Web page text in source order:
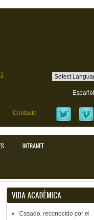
Español
Contacto
INTRANET
VIDA ACADÉMICA
Casado, reconocido por el